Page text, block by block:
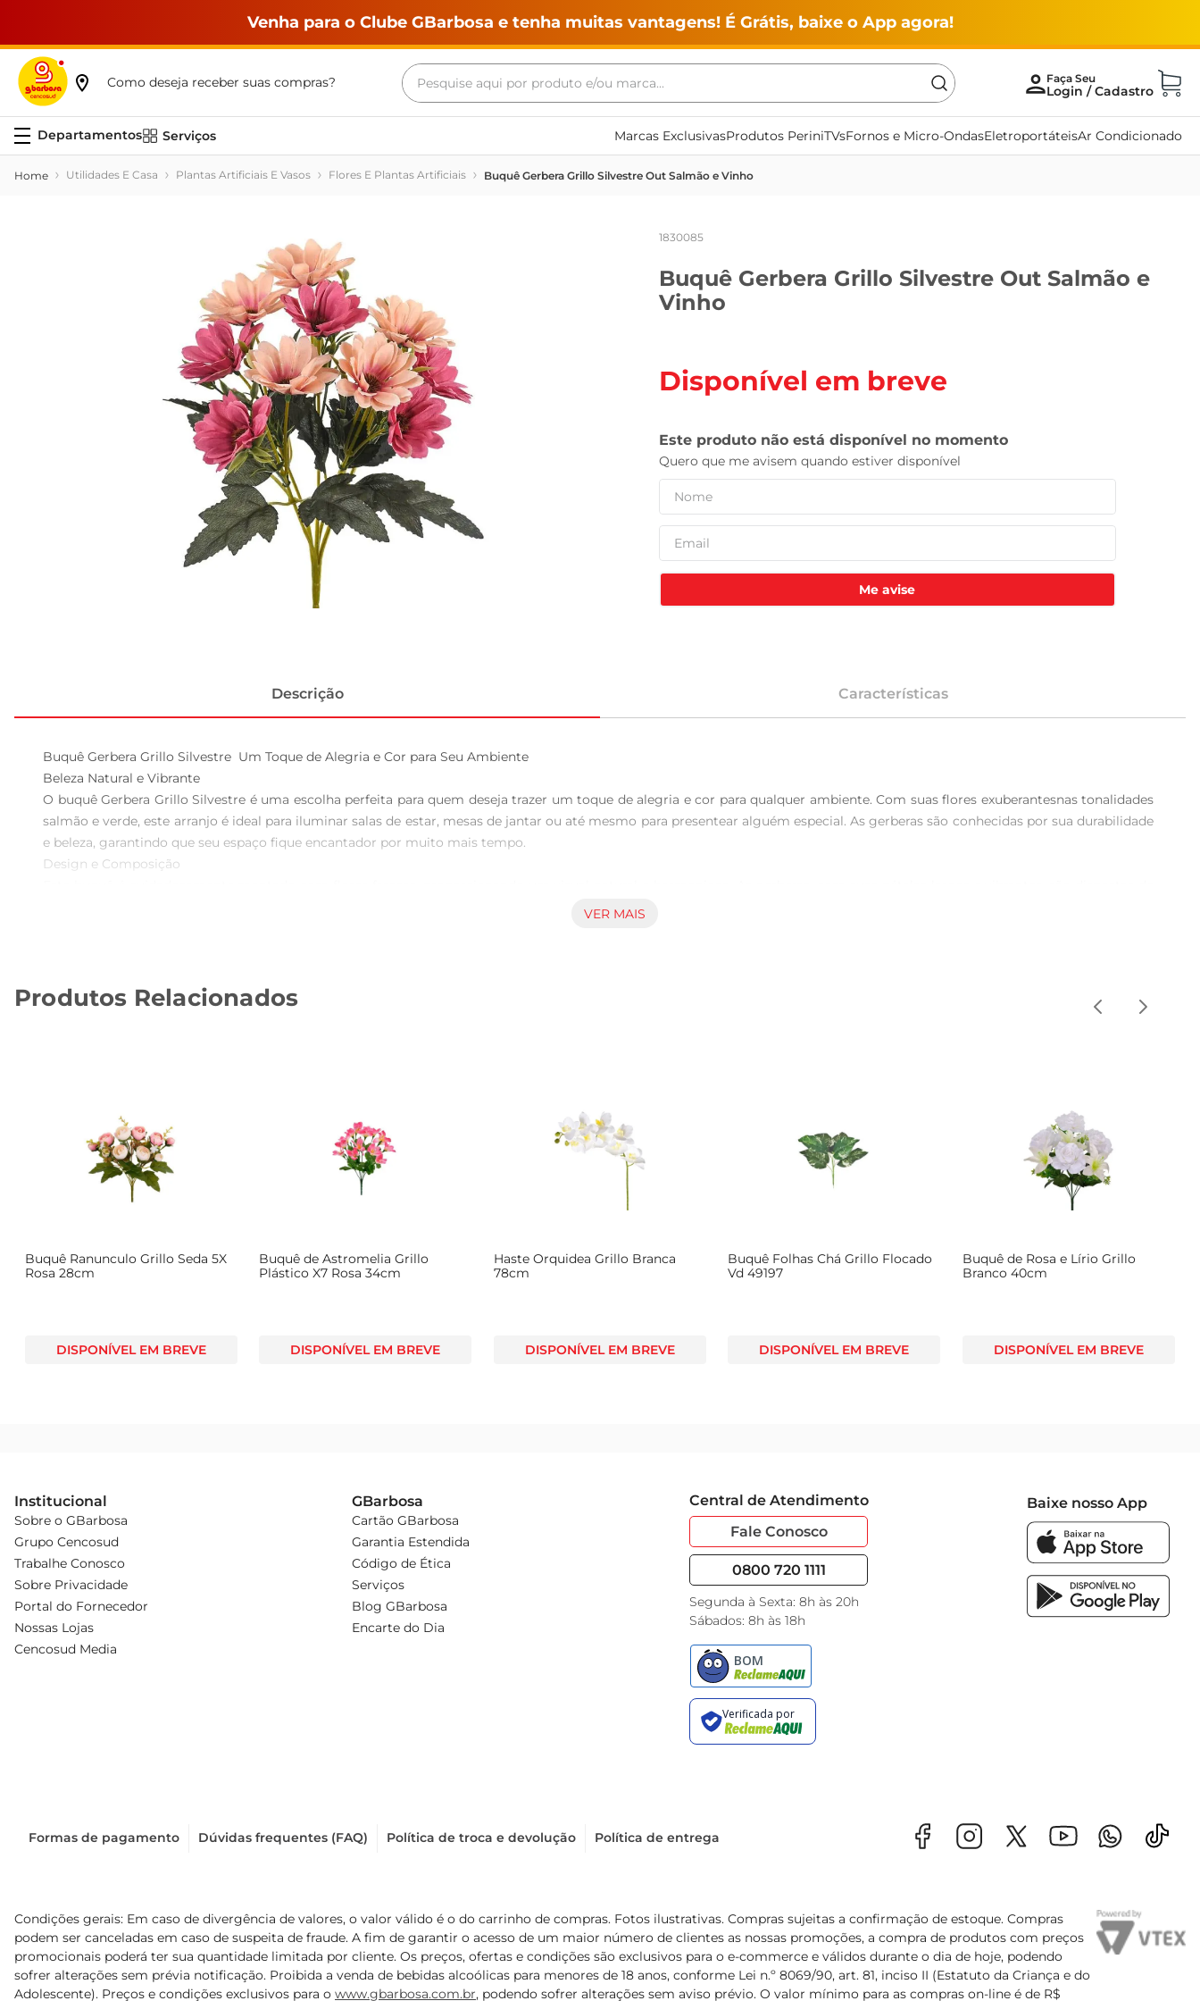
Venha para o Clube GBarbosa e tenha muitas vantagens! É Grátis, baixe o App agora!
Como deseja receber suas compras?
Pesquise aqui por produto e/ou marca...
Serviços Marcas ExclusivasProdutos PeriniTVsFornos e Micro-OndasEletroportáteisAr Condicionado
Utilidades E Casa Plantas Artificiais E Vasos Flores E Plantas Artificiais Buquê Gerbera Grillo Silvestre Out Salmão e Vinho
1830085
Buquê Gerbera Grillo Silvestre Out Salmão e
Vinho
Disponível em breve
Me avise
Descrição Características
Buquê Gerbera Grillo Silvestre  Um Toque de Alegria e Cor para Seu Ambiente
Beleza Natural e Vibrante
O buquê Gerbera Grillo Silvestre é uma escolha perfeita para quem deseja trazer um toque de alegria e cor para qualquer ambiente. Com suas flores exuberantesnas tonalidades
salmão e verde, este arranjo é ideal para iluminar salas de estar, mesas de jantar ou até mesmo para presentear alguém especial. As gerberas são conhecidas por sua durabilidade
e beleza, garantindo que seu espaço fique encantador por muito mais tempo.
Design e Composição
forma a criar um efeito visual impactante, tornandose o ponto focal de qualquer decoração. A combinação de cores salmão e verde traz um ar de frescor e vitalidade, perfeito
casa. Além disso, é uma ótima opção para presentear em datas comemorativas, como aniversários ou Dia das Mães, transmitindo carinho e afeto através da belezadas flores.
VER MAIS
Produtos Relacionados
Buquê Ranunculo Grillo Seda 5X
Rosa 28cm
DISPONÍVEL EM BREVE
Buquê de Astromelia Grillo
Plástico X7 Rosa 34cm
DISPONÍVEL EM BREVE
Haste Orquidea Grillo Branca
78cm
DISPONÍVEL EM BREVE
Buquê Folhas Chá Grillo Flocado
Vd 49197
DISPONÍVEL EM BREVE
Buquê de Rosa e Lírio Grillo
Branco 40cm
DISPONÍVEL EM BREVE
Institucional
Sobre o GBarbosa
Grupo Cencosud
Trabalhe Conosco
Sobre Privacidade
Portal do Fornecedor
Nossas Lojas
Cencosud Media
GBarbosa
Cartão GBarbosa
Garantia Estendida
Código de Ética
Serviços
Blog GBarbosa
Encarte do Dia
Central de Atendimento
Fale Conosco
0800 720 1111
Segunda à Sexta: 8h às 20h
Sábados: 8h às 18h
Baixe nosso App
Formas de pagamento Dúvidas frequentes (FAQ) Política de troca e devolução Política de entrega
Condições gerais: Em caso de divergência de valores, o valor válido é o do carrinho de compras. Fotos ilustrativas. Compras sujeitas a confirmação de estoque. Compras
podem ser canceladas em caso de suspeita de fraude. A fim de garantir o acesso de um maior número de clientes as nossas promoções, a compra de produtos com preços
promocionais poderá ter sua quantidade limitada por cliente. Os preços, ofertas e condições são exclusivos para o e-commerce e válidos durante o dia de hoje, podendo
sofrer alterações sem prévia notificação. Proibida a venda de bebidas alcoólicas para menores de 18 anos, conforme Lei n.º 8069/90, art. 81, inciso II (Estatuto da Criança e do
Adolescente). Preços e condições exclusivos para o www.gbarbosa.com.br, podendo sofrer alterações sem aviso prévio. O valor mínimo para as compras on-line é de R$
Termos mais buscados
maquina lavar
leite
vinho
leite pó
celular